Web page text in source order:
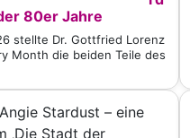
80er Jahre
stellte Dr. Gottfried Lorenz
Month die beiden Teile des